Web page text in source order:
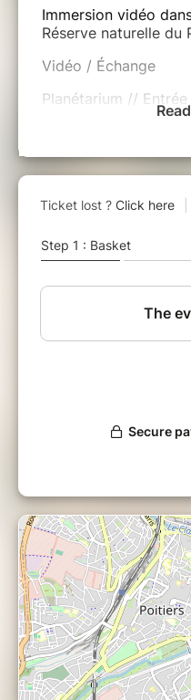
Immersion vidéo
Réserve naturelle du
Vidéo / Échange
Planétarium //
Rappe et Guilaine
Plongeons dans la
incroyable : La
aux 6000 mares,
avec la nature.
sous l’eau ou à
transportent dans
protection d’un
l’occasion de son
à l’Espace Mendès
Pinail pour créer ce
d’échange autour
réalisation technique.